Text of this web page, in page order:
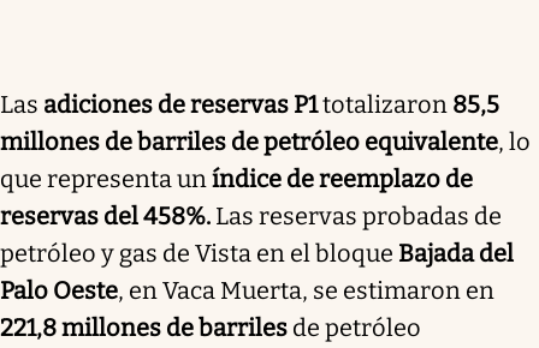
Las adiciones de reservas P1totalizaron 85,5
millones de barriles de petróleo equivalente, lo
que representa uníndice de reemplazo de
reservas del 458%. Las reservas probadas de
petróleo y gas de Vista en el bloque Bajada del
Palo Oeste, en Vaca Muerta, se estimaron en
221,8 millones de barriles de petróleo